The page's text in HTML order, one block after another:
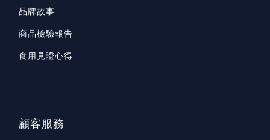
品牌故事
商品檢驗報告
食用見證心得
顧客服務